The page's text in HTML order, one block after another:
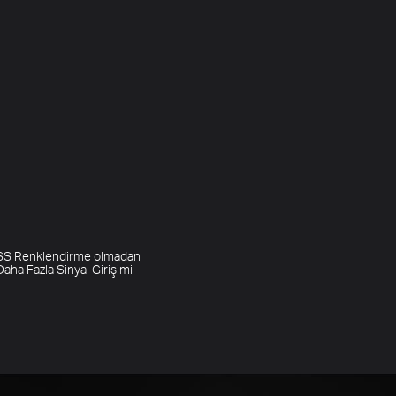
Renklendirme olmadan
Fazla Sinyal Girişimi